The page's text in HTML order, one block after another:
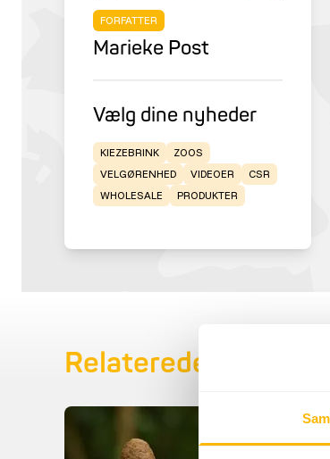
FORFATTER
Marieke Post
Vælg dine nyheder
KIEZEBRINK
ZOOS
VELGØRENHED
VIDEOER
CSR
WHOLESALE
PRODUKTER
Relaterede nyheder